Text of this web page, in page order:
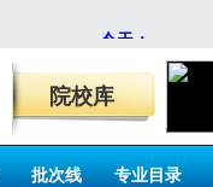
院校库
批次线 专业目录